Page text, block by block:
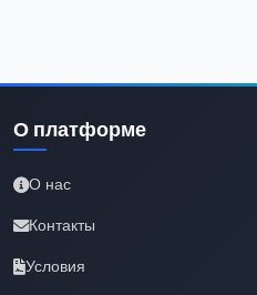
О платформе
О нас
Контакты
Условия